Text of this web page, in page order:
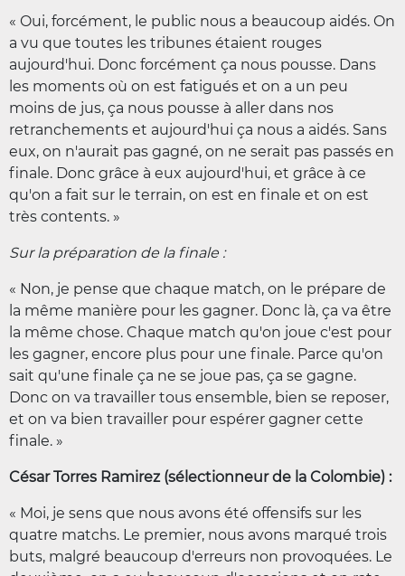
« Oui, forcément, le public nous a beaucoup aidés. On
a vu que toutes les tribunes étaient rouges
aujourd'hui. Donc forcément ça nous pousse. Dans
les moments où on est fatigués et on a un peu
moins de jus, ça nous pousse à aller dans nos
retranchements et aujourd'hui ça nous a aidés. Sans
eux, on n'aurait pas gagné, on ne serait pas passés en
finale. Donc grâce à eux aujourd'hui, et grâce à ce
qu'on a fait sur le terrain, on est en finale et on est
très contents. »
Sur la préparation de la finale :
« Non, je pense que chaque match, on le prépare de
la même manière pour les gagner. Donc là, ça va être
la même chose. Chaque match qu'on joue c'est pour
les gagner, encore plus pour une finale. Parce qu'on
sait qu'une finale ça ne se joue pas, ça se gagne.
Donc on va travailler tous ensemble, bien se reposer,
et on va bien travailler pour espérer gagner cette
finale. »
César Torres Ramirez (sélectionneur de la Colombie) :
« Moi, je sens que nous avons été offensifs sur les
quatre matchs. Le premier, nous avons marqué trois
buts, malgré beaucoup d'erreurs non provoquées. Le